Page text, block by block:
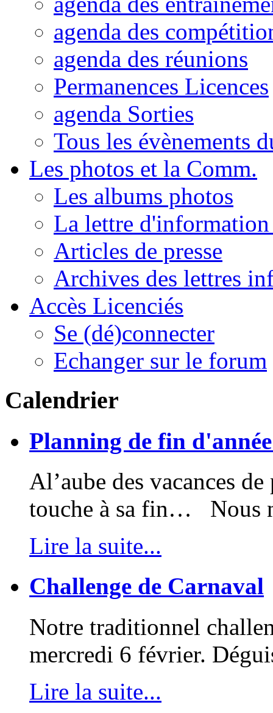
agenda des
agenda des réunions
Permanences Licences
agenda Sorties
Tous les évènements
Les photos et la Comm.
Les albums photos
La lettre
Articles de presse
Archives des lettres
Accès Licenciés
Se (dé)connecter
Echanger sur le forum
Calendrier
Planning de fin
Al’aube des vacances
touche à sa fin… Nous
Lire la suite...
Challenge de Carnaval
Notre traditionnel
mercredi 6 février.
Lire la suite...